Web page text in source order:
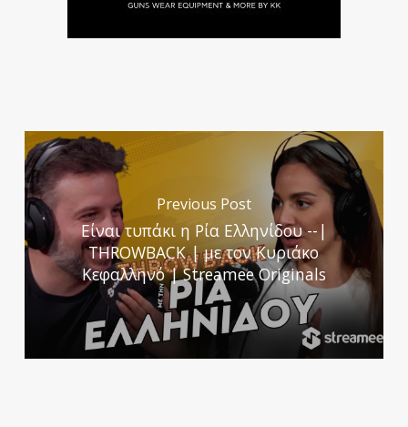
Previous Post
Είναι τυπάκι η Ρία Ελληνίδου --|
THROWBACK | με τον Κυριάκο
Κεφαλληνό | Streamee Originals